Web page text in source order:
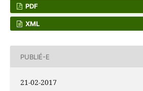
PDF
XML
PUBLIÉ-E
21-02-2017